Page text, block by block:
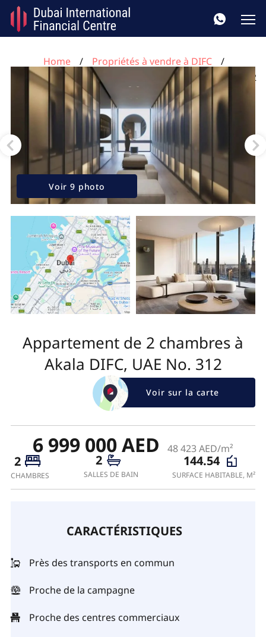
Home
Propriétés à vendre à DIFC
Appartement de 2 chambres à Akala DIFC, UAE No. 312
Voir 9 photo
Appartement de 2 chambres à
Akala DIFC, UAE No. 312
Voir sur la carte
6 999 000 AED 48 423 AED/m²
2
CHAMBRES
2
SALLES DE BAIN
144.54
SURFACE HABITABLE, M²
CARACTÉRISTIQUES
Près des transports en commun
Proche de la campagne
Proche des centres commerciaux